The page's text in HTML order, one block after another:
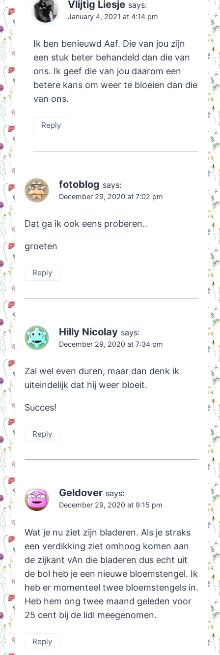
Vlijtig Liesje says:
January 4, 2021 at 4:14 pm
Ik ben benieuwd Aaf. Die van jou zijn
een stuk beter behandeld dan die van
ons. Ik geef die van jou daarom een
betere kans om weer te bloeien dan die
van ons.
Reply
fotoblog says:
December 29, 2020 at 7:02 pm
Dat ga ik ook eens proberen..
groeten
Reply
Hilly Nicolay says:
December 29, 2020 at 7:34 pm
Zal wel even duren, maar dan denk ik
uiteindelijk dat hij weer bloeit.
Succes!
Reply
Geldover says:
December 29, 2020 at 9:15 pm
Wat je nu ziet zijn bladeren. Als je straks
een verdikking ziet omhoog komen aan
de zijkant vAn die bladeren dus echt uit
de bol heb je een nieuwe bloemstengel. Ik
heb er momenteel twee bloemstengels in.
Heb hem ong twee maand geleden voor
25 cent bij de lidl meegenomen.
Reply